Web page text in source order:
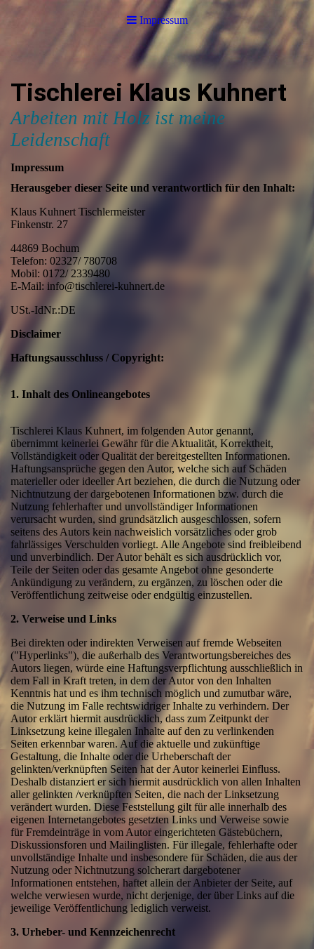
Impressum
Tischlerei Klaus Kuhnert
Arbeiten mit Holz ist meine
Leidenschaft
Impressum
Herausgeber dieser Seite und verantwortlich für den Inhalt:
Klaus Kuhnert Tischlermeister
Finkenstr. 27
44869 Bochum
Telefon: 02327/ 780708
Mobil: 0172/ 2339480
E-Mail: info@tischlerei-kuhnert.de
USt.-IdNr.:DE
Disclaimer
Haftungsausschluss / Copyright:
1. Inhalt des Onlineangebotes
Tischlerei Klaus Kuhnert, im folgenden Autor genannt,
übernimmt keinerlei Gewähr für die Aktualität, Korrektheit,
Vollständigkeit oder Qualität der bereitgestellten Informationen.
Haftungsansprüche gegen den Autor, welche sich auf Schäden
materieller oder ideeller Art beziehen, die durch die Nutzung oder
Nichtnutzung der dargebotenen Informationen bzw. durch die
Nutzung fehlerhafter und unvollständiger Informationen
verursacht wurden, sind grundsätzlich ausgeschlossen, sofern
seitens des Autors kein nachweislich vorsätzliches oder grob
fahrlässiges Verschulden vorliegt. Alle Angebote sind freibleibend
und unverbindlich. Der Autor behält es sich ausdrücklich vor,
Teile der Seiten oder das gesamte Angebot ohne gesonderte
Ankündigung zu verändern, zu ergänzen, zu löschen oder die
Veröffentlichung zeitweise oder endgültig einzustellen.
2. Verweise und Links
Bei direkten oder indirekten Verweisen auf fremde Webseiten
("Hyperlinks"), die außerhalb des Verantwortungsbereiches des
Autors liegen, würde eine Haftungsverpflichtung ausschließlich in
dem Fall in Kraft treten, in dem der Autor von den Inhalten
Kenntnis hat und es ihm technisch möglich und zumutbar wäre,
die Nutzung im Falle rechtswidriger Inhalte zu verhindern. Der
Autor erklärt hiermit ausdrücklich, dass zum Zeitpunkt der
Linksetzung keine illegalen Inhalte auf den zu verlinkenden
Seiten erkennbar waren. Auf die aktuelle und zukünftige
Gestaltung, die Inhalte oder die Urheberschaft der
gelinkten/verknüpften Seiten hat der Autor keinerlei Einfluss.
Deshalb distanziert er sich hiermit ausdrücklich von allen Inhalten
aller gelinkten /verknüpften Seiten, die nach der Linksetzung
verändert wurden. Diese Feststellung gilt für alle innerhalb des
eigenen Internetangebotes gesetzten Links und Verweise sowie
für Fremdeinträge in vom Autor eingerichteten Gästebüchern,
Diskussionsforen und Mailinglisten. Für illegale, fehlerhafte oder
unvollständige Inhalte und insbesondere für Schäden, die aus der
Nutzung oder Nichtnutzung solcherart dargebotener
Informationen entstehen, haftet allein der Anbieter der Seite, auf
welche verwiesen wurde, nicht derjenige, der über Links auf die
jeweilige Veröffentlichung lediglich verweist.
3. Urheber- und Kennzeichenrecht